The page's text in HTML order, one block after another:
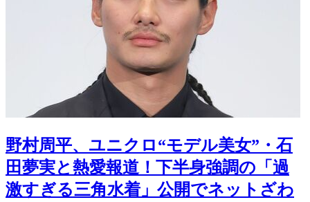
野村周平、ユニクロ“モデル美女”・石
田夢実と熱愛報道！下半身強調の「過
激すぎる三角水着」公開でネットざわ